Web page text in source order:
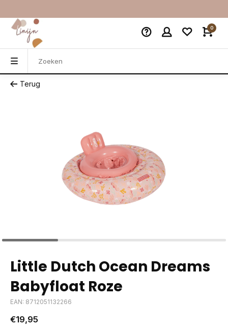
0
Terug
Little Dutch Ocean Dreams
Babyfloat Roze
EAN: 8712051132266
€19,95